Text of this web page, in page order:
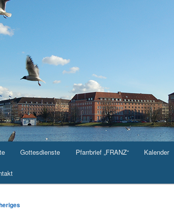
Gottesdienste Pfarrbrief „FRANZ“ Kalender